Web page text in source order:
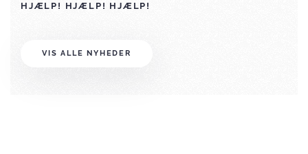
HJÆLP! HJÆLP! HJÆLP!
VIS ALLE NYHEDER